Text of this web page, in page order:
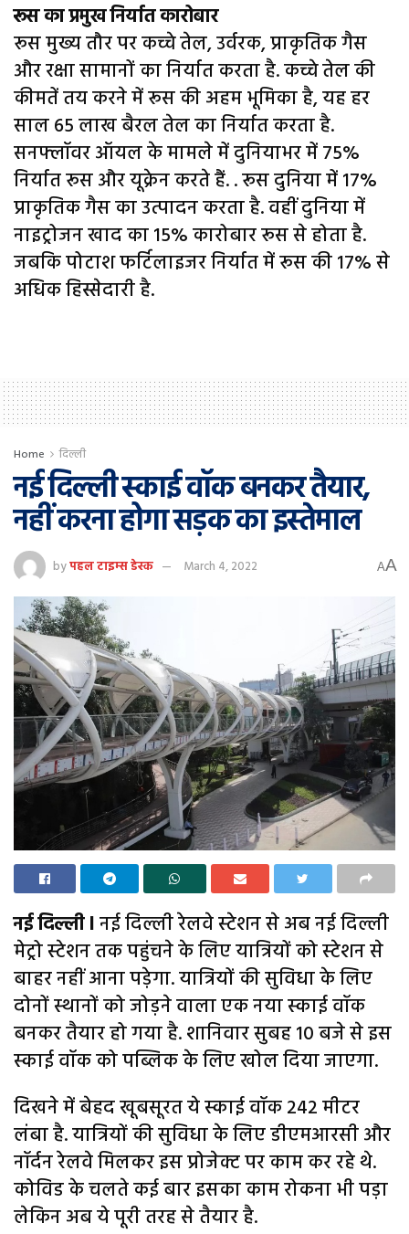
रूस का प्रमुख निर्यात कारोबार
रूस मुख्य तौर पर कच्चे तेल, उर्वरक, प्राकृतिक गैस
और रक्षा सामानों का निर्यात करता है. कच्चे तेल की
कीमतें तय करने में रूस की अहम भूमिका है, यह हर
साल 65 लाख बैरल तेल का निर्यात करता है.
सनफ्लॉवर ऑयल के मामले में दुनियाभर में 75%
निर्यात रूस और यूक्रेन करते हैं. . रूस दुनिया में 17%
प्राकृतिक गैस का उत्पादन करता है. वहीं दुनिया में
नाइट्रोजन खाद का 15% कारोबार रूस से होता है.
जबकि पोटाश फर्टिलाइजर निर्यात में रूस की 17% से
अधिक हिस्सेदारी है.
Home दिल्ली
नई दिल्ली स्काई वॉक बनकर तैयार,
नहीं करना होगा सड़क का इस्तेमाल
byपहल टाइम्स डेस्क March 4, 2022 AA
नई दिल्ली lनई दिल्ली रेलवे स्टेशन से अब नई दिल्ली
मेट्रो स्टेशन तक पहुंचने के लिए यात्रियों को स्टेशन से
बाहर नहीं आना पड़ेगा. यात्रियों की सुविधा के लिए
दोनों स्थानों को जोड़ने वाला एक नया स्काई वॉक
बनकर तैयार हो गया है. शानिवार सुबह 10 बजे से इस
स्काई वॉक को पब्लिक के लिए खोल दिया जाएगा.
दिखने में बेहद खूबसूरत ये स्काई वॉक 242 मीटर
लंबा है. यात्रियों की सुविधा के लिए डीएमआरसी और
नॉर्दन रेलवे मिलकर इस प्रोजेक्ट पर काम कर रहे थे.
कोविड के चलते कई बार इसका काम रोकना भी पड़ा
लेकिन अब ये पूरी तरह से तैयार है.